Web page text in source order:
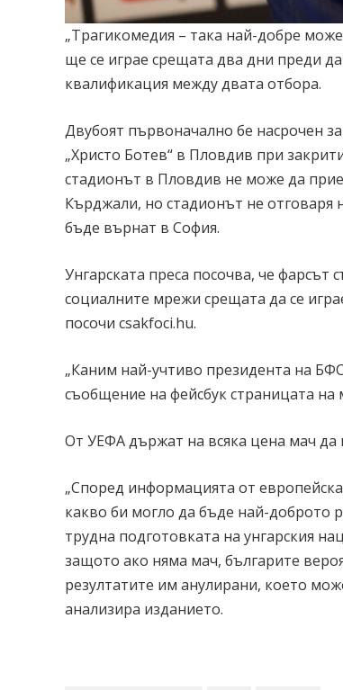
„Трагикомедия – така най-добре
ще се играе срещата два дни преди
квалификация между двата отбора.
Двубоят първоначално бе насрочен
„Христо Ботев“ в Пловдив при
стадионът в Пловдив не може да
Кърджали, но стадионът не отговаря
бъде върнат в София.
Унгарската преса посочва, че фарсът
социалните мрежи срещата да се
посочи csakfoci.hu.
„Каним най-учтиво президента на
съобщение на фейсбук страницата
От УЕФА държат на всяка цена мач
„Според информацията от
какво би могло да бъде най-доброто
трудна подготовката на унгарския
защото ако няма мач, българите
резултатите им анулирани, което
анализира изданието.